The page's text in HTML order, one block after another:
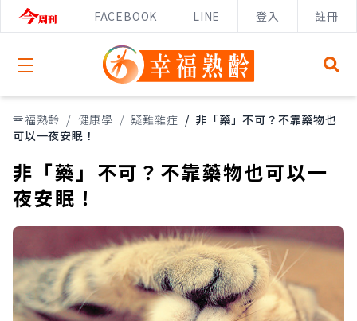
FACEBOOK LINE 登入 註冊
Open menu
幸福熟齡 / 健康學 / 疑難雜症 / 非「藥」不可？不靠藥物也
可以一夜安眠！
非「藥」不可？不靠藥物也可以一
夜安眠！